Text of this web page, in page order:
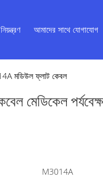
আমাদের সাথে যোগাযোগ
মডিউল ফ্লাট কেবল
কেবেল মেডিকেল
M3014A